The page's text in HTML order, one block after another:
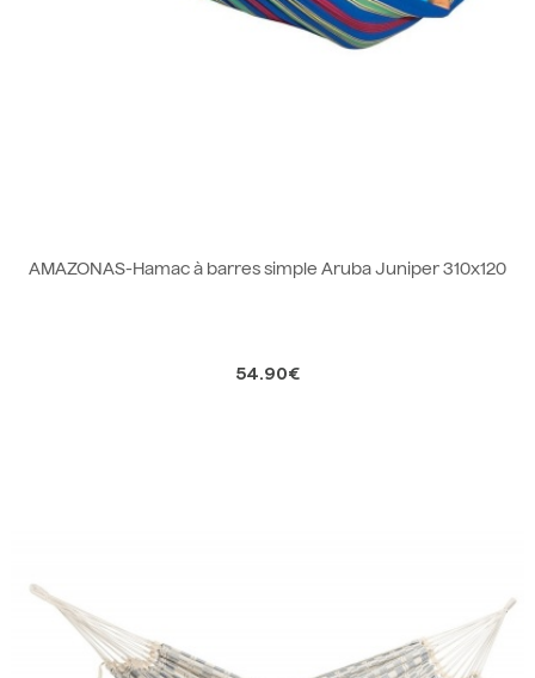
AMAZONAS-Hamac à barres simple Aruba Juniper 310x120
54.90€